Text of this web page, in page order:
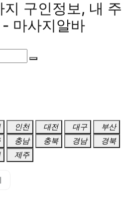
구인정보, 내 주
마사지알바
인천 대전 대구
부산
충남 충북 경남
경북
제주